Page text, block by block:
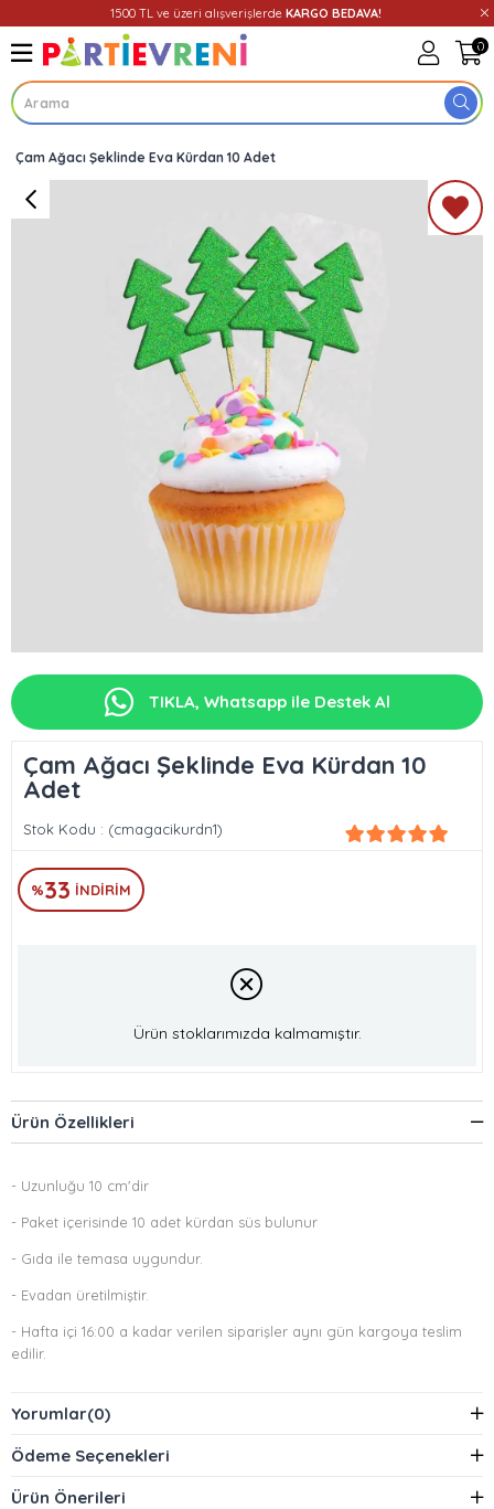
1500 TL ve üzeri alışverişlerde KARGO BEDAVA!
0
Üye Girişi Üye Ol
Çam Ağacı Şeklinde Eva Kürdan 10 Adet
TIKLA, Whatsapp ile Destek Al
Çam Ağacı Şeklinde Eva Kürdan 10
Adet
Stok Kodu (cmagacikurdn1)
%33 İNDIRIM
Ürün stoklarımızda kalmamıştır.
Ürün Özellikleri
- Uzunluğu 10 cm'dir
- Paket içerisinde 10 adet kürdan süs bulunur
- Gıda ile temasa uygundur.
- Evadan üretilmiştir.
- Hafta içi 16:00 a kadar verilen siparişler aynı gün kargoya teslim
edilir.
Yorumlar(0)
Ödeme Seçenekleri
Ürün Önerileri